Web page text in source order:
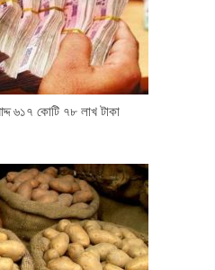
৬১৭ কোটি ৭৮ লাখ টাকা